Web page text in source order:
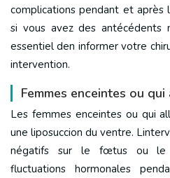
complications pendant et après
si vous avez des antécédents
essentiel den informer votre
intervention.
Femmes enceintes ou
Les femmes enceintes ou qui
une liposuccion du ventre.
négatifs sur le fœtus ou le
fluctuations hormonales